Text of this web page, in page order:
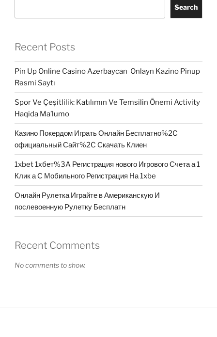
Search
Recent Posts
Pin Up Online Casino Azerbaycan ️ Onlayn Kazino Pinup
Rəsmi Saytı
Spor Ve Çeşitlilik: Katılımın Ve Temsilin Önemi Activity
Haqida Ma’lumo
Казино Покердом Играть Онлайн Бесплатно%2C
официальный Сайт%2C Скачать Клиен
1xbet 1хбет%3A Регистрация нового Игрового Счета а 1
Клик а С Мобильного Регистрация На 1xbe
Онлайн Рулетка Играйте в Американскую И
послевоенную Рулетку Бесплатн
Recent Comments
No comments to show.